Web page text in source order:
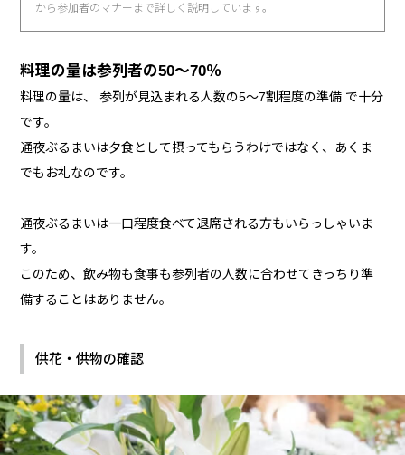
から参加者のマナーまで詳しく説明しています。
料理の量は参列者の50～70％
料理の量は、 参列が見込まれる人数の5～7割程度の準備 で十分
です。
通夜ぶるまいは夕食として摂ってもらうわけではなく、あくま
でもお礼なのです。
通夜ぶるまいは一口程度食べて退席される方もいらっしゃいま
す。
このため、飲み物も食事も参列者の人数に合わせてきっちり準
備することはありません。
供花・供物の確認